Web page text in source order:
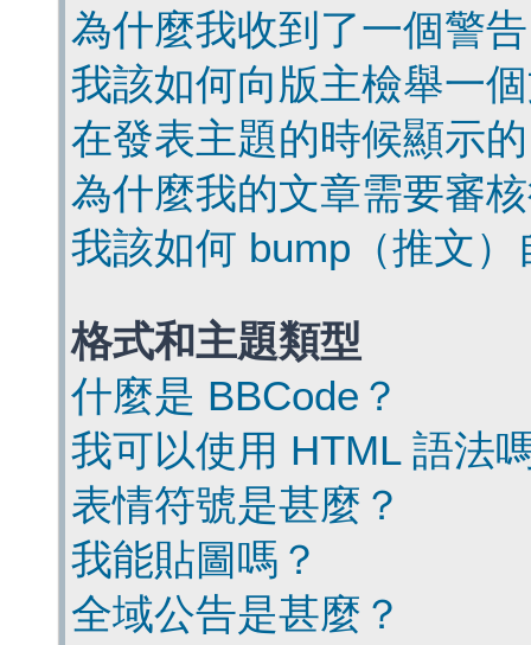
為什麼我收到了一個警
我該如何向版主檢舉一
在發表主題的時候顯示
為什麼我的文章需要審
我該如何 bump（推文
格式和主題類型
什麼是 BBCode？
我可以使用 HTML 語法
表情符號是甚麼？
我能貼圖嗎？
全域公告是甚麼？